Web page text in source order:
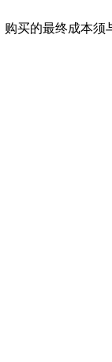
买的最终成本须